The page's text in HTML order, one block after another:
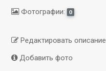
Фотографии:
0
Редактировать описание
Добавить фото